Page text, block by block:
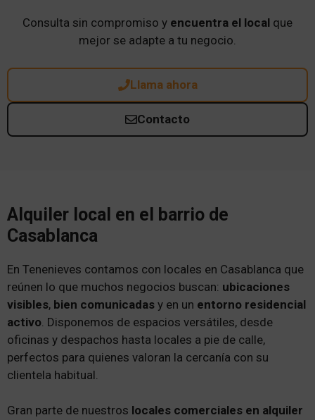
Consulta sin compromiso y encuentra el local que
mejor se adapte a tu negocio.
Llama ahora
Contacto
Alquiler local en el barrio de
Casablanca
En Tenenieves contamos con locales en Casablanca que
reúnen lo que muchos negocios buscan: ubicaciones
visibles, bien comunicadas y en un entorno residencial
activo . Disponemos de espacios versátiles, desde
oficinas y despachos hasta locales a pie de calle,
perfectos para quienes valoran la cercanía con su
clientela habitual.
Gran parte de nuestros locales comerciales en alquiler